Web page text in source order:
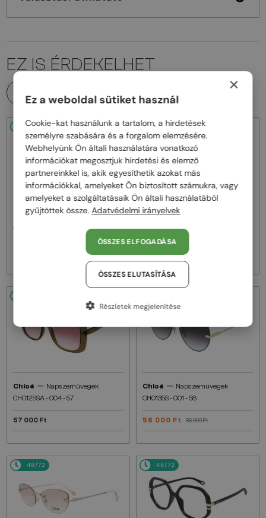
EZ IS ÉRDEKELHET
48/72
Chloé — Napszemüvegek
CH0081S - 002 - 55
48/72
Chloé—Napszemüvegek
CH0082S - 005 - 57
Chloé — Napszemüvegek
CH0125SA - 004 - 57
57 000 Ft
Chloé — Napszemüvegek
CH0135S - 001 - 58
56 000 Ft 86 000 Ft
48/72 48/72
×
Ez a weboldal sütiket használ
Cookie-kat használunk a tartalom, a hirdetések
személyre szabására és a forgalom elemzésére.
Webhelyünk Ön általi használatára vonatkozó
információkat megosztjuk hirdetési és elemző
partnereinkkel is, akik egyesíthetik azokat más
információkkal, amelyeket Ön biztosított számukra, vagy
amelyeket a szolgáltatásaik Ön általi használatából
gyűjtöttek össze.Adatvédelmi irányelvek
ÖSSZES ELFOGADÁSA
ÖSSZES ELUTASÍTÁSA
Részletek megjelenítése